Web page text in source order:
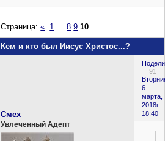
Кем и кто был Иисус Христос...?
Страница:« 1 8 9 10
91
6
марта,
2018г.
18:40
Смех
Увлеченный Адепт